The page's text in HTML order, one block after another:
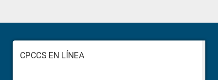
Sidebar
FooterCPCCS EN LÍNEA